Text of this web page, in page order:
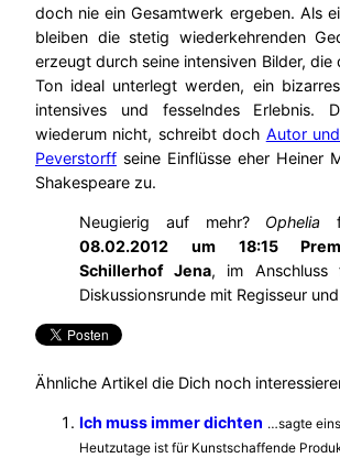
doch nie ein Gesamtwerk ergeben. Als
bleiben die stetig wiederkehrenden
erzeugt durch seine intensiven Bilder, die
Ton ideal unterlegt werden, ein
intensives und fesselndes Erlebnis.
wiederum nicht, schreibt doch Autor
Peverstorff seine Einflüsse eher Heiner
Shakespeare zu.
Neugierig auf mehr? Ophelia
08.02.2012 um 18:15
Schillerhof Jena, im Anschluss
Diskussionsrunde mit Regisseur
Ähnliche Artikel die Dich noch
Ich muss immer dichten …sagte
Heutzutage ist für Kunstschaffende